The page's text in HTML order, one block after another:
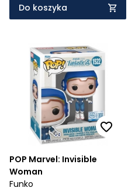
Do koszyka
POP Marvel: Invisible
Woman
Funko